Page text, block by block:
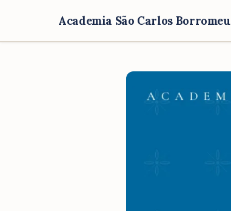
Academia São Carlos Borromeu